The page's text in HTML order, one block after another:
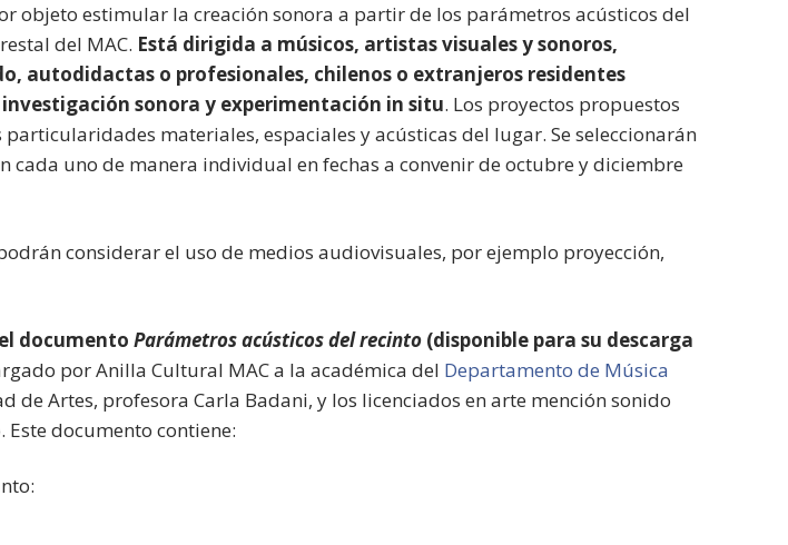
objeto estimular la creación sonora a partir de los parámetros acústicos del
del MAC. Está dirigida a músicos, artistas visuales y sonoros,
autodidactas o profesionales, chilenos o extranjeros residentes
investigación sonora y experimentación in situ. Los proyectos propuestos
materiales, espaciales y acústicas del lugar. Se seleccionarán
cada uno de manera individual en fechas a convenir de octubre y diciembre
considerar el uso de medios audiovisuales, por ejemplo proyección,
documentoParámetros acústicos del recinto (disponible para su descarga
por Anilla Cultural MAC a la académica del Departamento de Música
de Artes, profesora Carla Badani, y los licenciados en arte mención sonido
documento contiene: